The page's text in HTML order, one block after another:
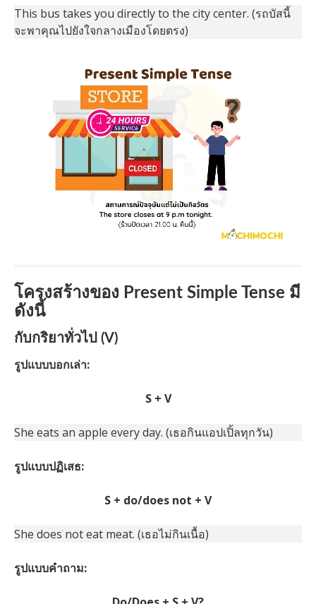
This bus takes you directly to the city center. (รถบัสนี้
จะพาคุณไปยังใจกลางเมืองโดยตรง)
โครงสร้างของ Present Simple Tense มี
ดังนี้
กับกริยาทั่วไป (V)
รูปแบบบอกเล่า:
S + V
She eats an apple every day. (เธอกินแอปเปิ้ลทุกวัน)
รูปแบบปฏิเสธ:
S + do/does not + V
She does not eat meat. (เธอไม่กินเนื้อ)
รูปแบบคำถาม: